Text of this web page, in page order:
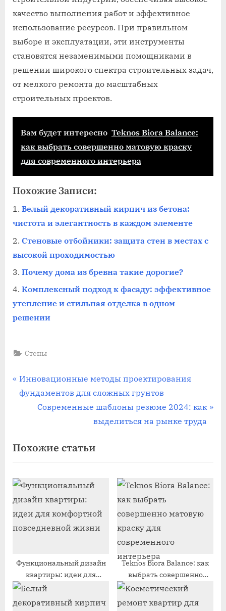
качество выполнения работ и эффективное
использование ресурсов. При правильном
выборе и эксплуатации, эти инструменты
становятся незаменимыми помощниками в
решении широкого спектра строительных задач,
от мелкого ремонта до масштабных
строительных проектов.
Вам будет интересно Teknos Biora Balance:
как выбрать совершенно матовую краску
для современного интерьера
Похожие Записи:
Белый декоративный кирпич из бетона:
чистота и элегантность в каждом элементе
Стеновые отбойники: защита стен в местах с
высокой проходимостью
Почему дома из бревна такие дорогие?
Комплексный подход к фасаду: эффективное
утепление и стильная отделка в одном
решении
Стены
Навигация
по
П
р
д
у
щ
а
я
з
а
и
ь
:
Инновационные методы проектирования
фундаментов для сложных грунтов
С
д
у
щ
а
я
з
п
и
с
ь
Современные шаблоны резюме 2024: как
выделиться на рынке труда
Похожие статьи
Функциональный дизайн
квартиры: идеи для
комфортной повседневной
жизни
Teknos Biora Balance: как
выбрать совершенно
матовую краску для